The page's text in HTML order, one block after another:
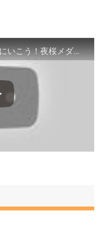
夢中めだかにメダカを買いにいこう！夜桜メダカ 凛華 この時期に導入するの？！【楽めだか】